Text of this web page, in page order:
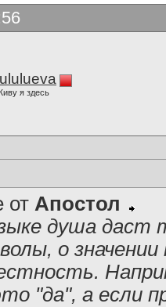
я здесь
от Апостол
душа даст
о
"да", а если